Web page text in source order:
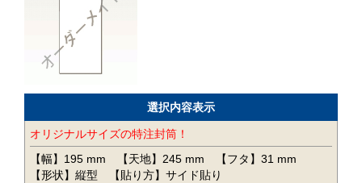
選択内容表示
オリジナルサイズの特注封筒！
【幅】195 mm
【天地】245 mm
【フタ】31 mm
【形状】縦型
【貼り方】サイド貼り